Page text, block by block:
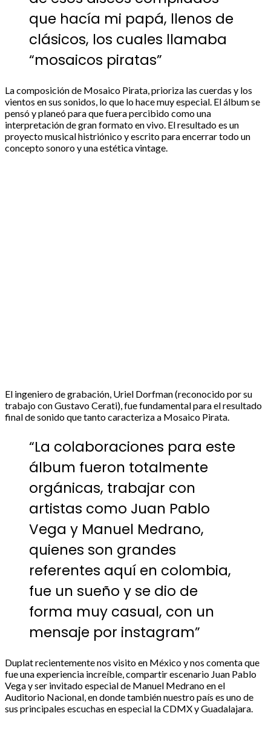
que hacía mi papá, llenos de
clásicos, los cuales llamaba
“mosaicos piratas”
La composición de Mosaico Pirata, prioriza las cuerdas y los
vientos en sus sonidos, lo que lo hace muy especial. El álbum se
pensó y planeó para que fuera percibido como una
interpretación de gran formato en vivo. El resultado es un
proyecto musical histriónico y escrito para encerrar todo un
concepto sonoro y una estética vintage.
El ingeniero de grabación, Uriel Dorfman (reconocido por su
trabajo con Gustavo Cerati), fue fundamental para el resultado
final de sonido que tanto caracteriza a Mosaico Pirata.
“La colaboraciones para este
álbum fueron totalmente
orgánicas, trabajar con
artistas como Juan Pablo
Vega y Manuel Medrano,
quienes son grandes
referentes aquí en colombia,
fue un sueño y se dio de
forma muy casual, con un
mensaje por instagram”
Duplat recientemente nos visito en México y nos comenta que
fue una experiencia increíble, compartir escenario Juan Pablo
Vega y ser invitado especial de Manuel Medrano en el
Auditorio Nacional, en donde también nuestro país es uno de
sus principales escuchas en especial la CDMX y Guadalajara.